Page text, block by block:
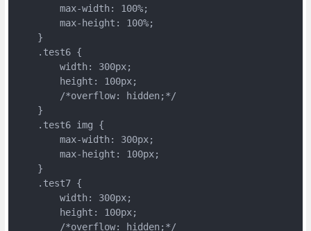
        max-width: 100%;
        max-height: 100%;
    }
    .test6 {
        width: 300px;
        height: 100px;
        /*overflow: hidden;*/
    }
    .test6 img {
        max-width: 300px;
        max-height: 100px;
    }
    .test7 {
        width: 300px;
        height: 100px;
        /*overflow: hidden;*/